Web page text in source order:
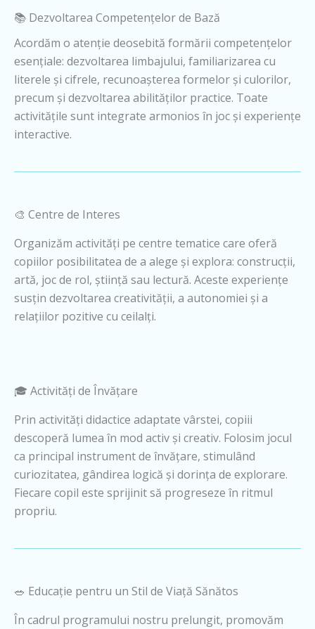
📚 Dezvoltarea Competențelor de Bază
Acordăm o atenție deosebită formării competențelor
esențiale: dezvoltarea limbajului, familiarizarea cu
literele și cifrele, recunoașterea formelor și culorilor,
precum și dezvoltarea abilităților practice. Toate
activitățile sunt integrate armonios în joc și experiențe
interactive.
🎨 Centre de Interes
Organizăm activități pe centre tematice care oferă
copiilor posibilitatea de a alege și explora: construcții,
artă, joc de rol, știință sau lectură. Aceste experiențe
susțin dezvoltarea creativității, a autonomiei și a
relațiilor pozitive cu ceilalți.
🎓 Activități de Învățare
Prin activități didactice adaptate vârstei, copiii
descoperă lumea în mod activ și creativ. Folosim jocul
ca principal instrument de învățare, stimulând
curiozitatea, gândirea logică și dorința de explorare.
Fiecare copil este sprijinit să progreseze în ritmul
propriu.
🥗 Educație pentru un Stil de Viață Sănătos
În cadrul programului nostru prelungit, promovăm